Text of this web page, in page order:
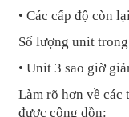
• Các cấp độ còn
Số lượng unit
• Unit 3 sao giờ
Làm rõ hơn về các
được cộng dồn: